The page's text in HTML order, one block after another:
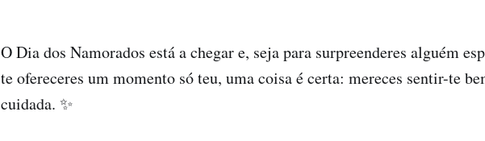
O Dia dos Namorados está a chegar e, seja para surpreenderes alguém
te ofereceres um momento só teu, uma coisa é certa: mereces sentir-te
cuidada. ✨